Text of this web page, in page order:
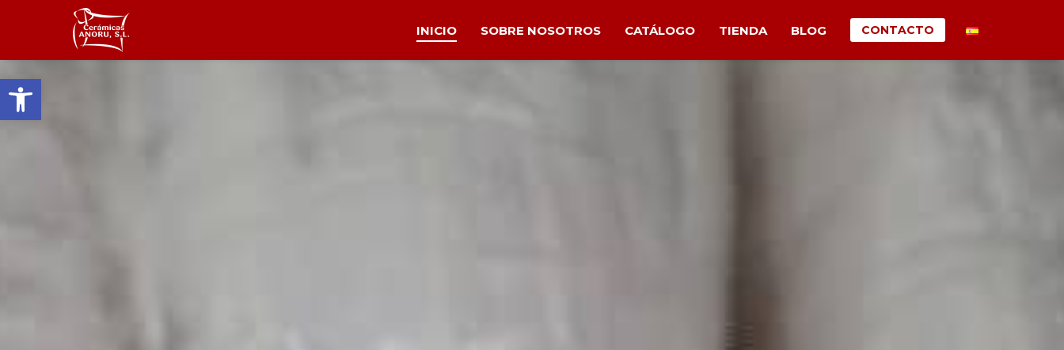
Abrir barra de herramientas
INICIO SOBRE NOSOTROS CATÁLOGO TIENDA BLOG CONTACTO